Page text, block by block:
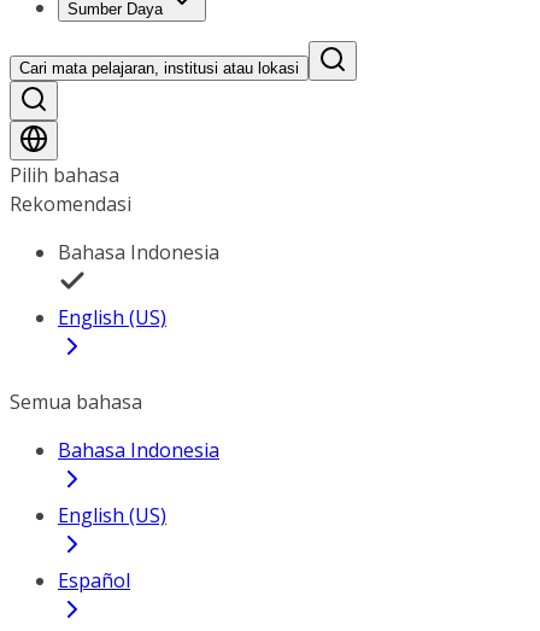
Sumber Daya
Cari mata pelajaran, institusi atau lokasi
Pilih bahasa
Rekomendasi
Bahasa Indonesia
English (US)
Semua bahasa
Bahasa Indonesia
English (US)
Español